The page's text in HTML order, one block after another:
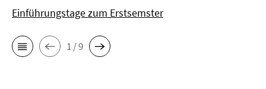
Einführungstage zum Erstsemster
1 / 9